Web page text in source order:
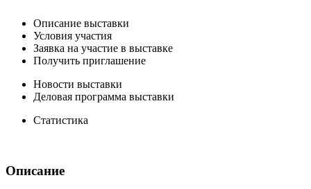
Описание выставки
Условия участия
Заявка на участие в выставке
Получить приглашение
Новости выставки
Деловая программа выставки
Статистика
Описание